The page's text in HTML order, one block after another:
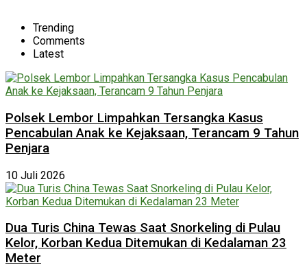
Trending
Comments
Latest
Polsek Lembor Limpahkan Tersangka Kasus
Pencabulan Anak ke Kejaksaan, Terancam 9 Tahun
Penjara
10 Juli 2026
Dua Turis China Tewas Saat Snorkeling di Pulau
Kelor, Korban Kedua Ditemukan di Kedalaman 23
Meter